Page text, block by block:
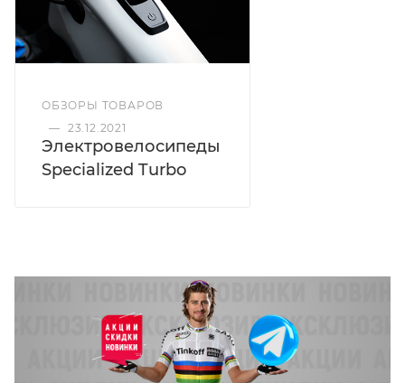
ОБЗОРЫ ТОВАРОВ
— 23.12.2021
Электровелосипеды
Specialized Turbo